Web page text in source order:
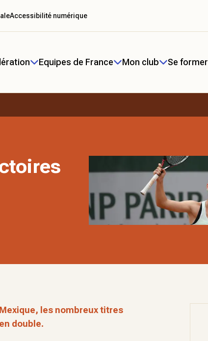
Equipes de France Mon club Se former
Accessibilité numérique
les nombreux titres
double.